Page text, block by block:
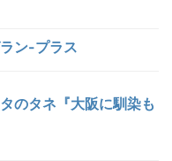
ン-プラス
のタネ『大阪に馴染も